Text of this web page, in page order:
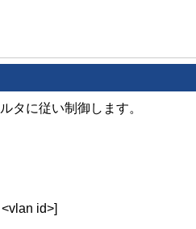
タに従い制御します。
id>]